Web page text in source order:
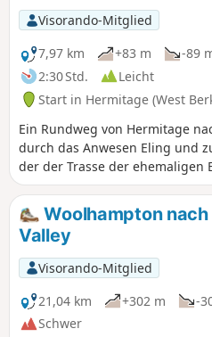
Visorando-Mitglied
7,97 km
+83 m
-89
2:30 Std.
Leicht
Start in Hermitage (West
Ein Rundweg von Hermitage
durch das Anwesen Eling und
der der Trasse der ehemaligen
Woolhampton
Valley
Visorando-Mitglied
21,04 km
+302 m -
Schwer